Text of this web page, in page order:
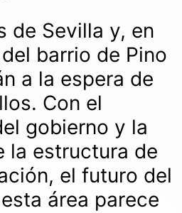
de Sevilla y, en
barrio de Pino
a la espera de
Con el
gobierno y la
la estructura de
el futuro del
área parece